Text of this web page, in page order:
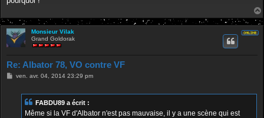
Monsieur Vilak
Grand Goldorak
Re: Albator 78, VO contre VF
Mven. avr. 04, 2014 23:29 pm
FABDU89 a écrit :
Même si la VF d'Albator n'est pas mauvaise, il y a une scène qui est